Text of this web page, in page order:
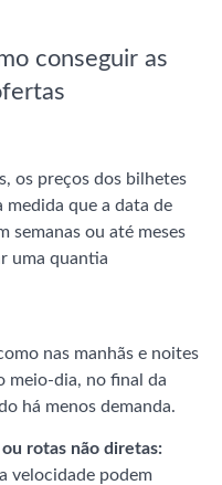
conseguir as
os preços dos bilhetes
que a data de
semanas ou até meses
uma quantia
nas manhãs e noites
meio-dia, no final da
há menos demanda.
rotas não diretas:
velocidade podem